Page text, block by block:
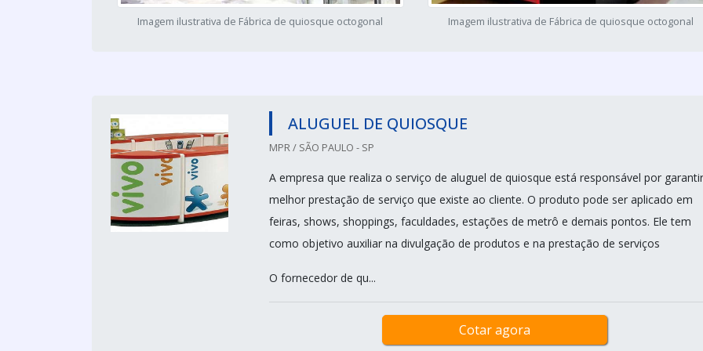
Imagem ilustrativa de Fábrica de quiosque octogonal Imagem ilustrativa de Fábrica de quiosque octogonal
ALUGUEL DE QUIOSQUE
MPR / SÃO PAULO - SP
A empresa que realiza o serviço de aluguel de quiosque está responsável por
melhor prestação de serviço que existe ao cliente. O produto pode ser aplicado em
feiras, shows, shoppings, faculdades, estações de metrô e demais pontos. Ele tem
como objetivo auxiliar na divulgação de produtos e na prestação de serviços
O fornecedor de qu...
Cotar agora